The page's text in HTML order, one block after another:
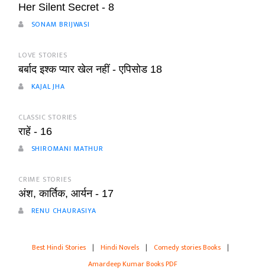
Her Silent Secret - 8
SONAM BRIJWASI
LOVE STORIES
बर्बाद इश्क प्यार खेल नहीं - एपिसोड 18
KAJAL JHA
CLASSIC STORIES
राहें - 16
SHIROMANI MATHUR
CRIME STORIES
अंश, कार्तिक, आर्यन - 17
RENU CHAURASIYA
Best Hindi Stories | Hindi Novels | Comedy stories Books |
Amardeep Kumar Books PDF